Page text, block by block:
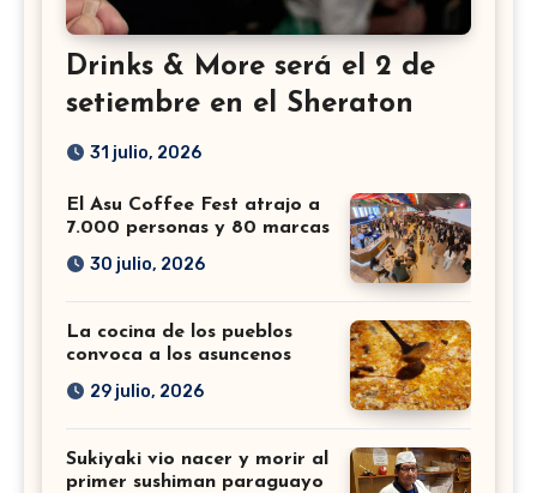
Drinks & More será el 2 de
setiembre en el Sheraton
31 julio, 2026
El Asu Coffee Fest atrajo a
7.000 personas y 80 marcas
30 julio, 2026
La cocina de los pueblos
convoca a los asuncenos
29 julio, 2026
Sukiyaki vio nacer y morir al
primer sushiman paraguayo